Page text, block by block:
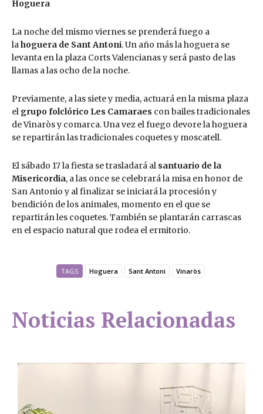
Hoguera
La noche del mismo viernes se prenderá fuego a
la hoguera de Sant Antoni. Un año más la hoguera se
levanta en la plaza Corts Valencianas y será pasto de las
llamas a las ocho de la noche.
Previamente, a las siete y media, actuará en la misma plaza
el grupo folclórico Les Camaraes con bailes tradicionales
de Vinaròs y comarca. Una vez el fuego devore la hoguera
se repartirán las tradicionales coquetes y moscatell.
El sábado 17 la fiesta se trasladará al santuario de la
Misericordia, a las once se celebrará la misa en honor de
San Antonio y al finalizar se iniciará la procesión y
bendición de los animales, momento en el que se
repartirán les coquetes. También se plantarán carrascas
en el espacio natural que rodea el ermitorio.
TAGS Hoguera Sant Antoni Vinaròs
Noticias Relacionadas